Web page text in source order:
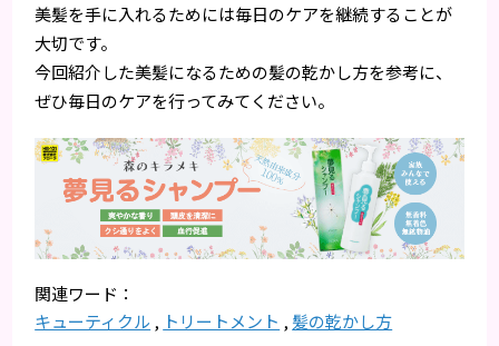
美髪を手に入れるためには毎日のケアを継続することが
大切です。
今回紹介した美髪になるための髪の乾かし方を参考に、
ぜひ毎日のケアを行ってみてください。
キューティクル , トリートメント , 髪の乾かし方